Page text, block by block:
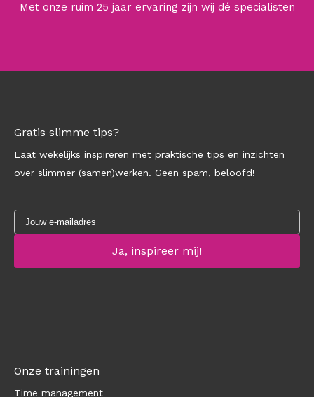
Met onze ruim 25 jaar ervaring zijn wij dé specialisten
Gratis slimme tips?
Laat wekelijks inspireren met praktische tips en inzichten
over slimmer (samen)werken. Geen spam, beloofd!
Onze trainingen
Time management